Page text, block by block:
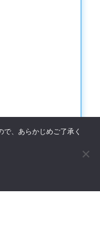
、あらかじめご了承く